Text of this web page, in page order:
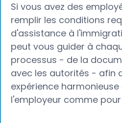
Si vous avez des
remplir les conditions
d'assistance à
peut vous guider à
processus - de la
avec les autorités - afin
expérience
l'employeur comme